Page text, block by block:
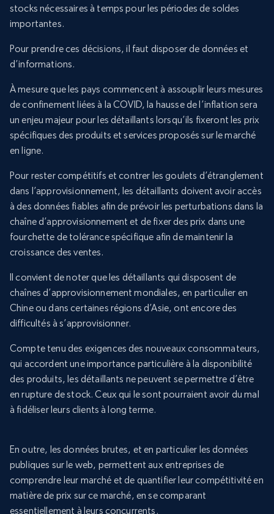
stocks nécessaires à temps pour les périodes de soldes
importantes.
Pour prendre ces décisions, il faut disposer de données et
d’informations.
À mesure que les pays commencent à assouplir leurs mesures
de confinement liées à la COVID, la hausse de l’inflation sera
un enjeu majeur pour les détaillants lorsqu’ils fixeront les prix
spécifiques des produits et services proposés sur le marché
en ligne.
Pour rester compétitifs et contrer les goulets d’étranglement
dans l’approvisionnement, les détaillants doivent avoir accès
à des données fiables afin de prévoir les perturbations dans la
chaîne d’approvisionnement et de fixer des prix dans une
fourchette de tolérance spécifique afin de maintenir la
croissance des ventes.
Il convient de noter que les détaillants qui disposent de
chaînes d’approvisionnement mondiales, en particulier en
Chine ou dans certaines régions d’Asie, ont encore des
difficultés à s’approvisionner.
Compte tenu des exigences des nouveaux consommateurs,
qui accordent une importance particulière à la disponibilité
des produits, les détaillants ne peuvent se permettre d’être
en rupture de stock. Ceux qui le sont pourraient avoir du mal
à fidéliser leurs clients à long terme.
En outre, les données brutes, et en particulier les données
publiques sur le web, permettent aux entreprises de
comprendre leur marché et de quantifier leur compétitivité en
matière de prix sur ce marché, en se comparant
essentiellement à leurs concurrents.